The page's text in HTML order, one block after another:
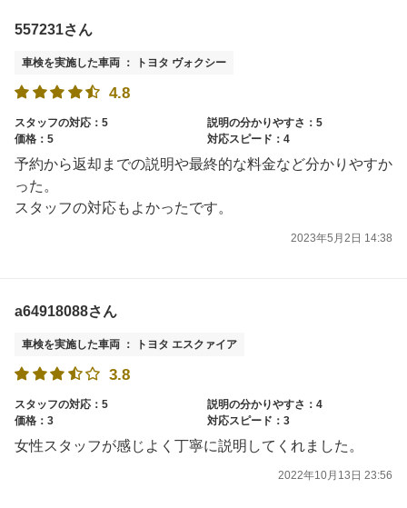
557231さん
車検を実施した車両 ： トヨタ ヴォクシー
4.8
スタッフの対応：5
説明の分かりやすさ：5
価格：5
対応スピード：4
予約から返却までの説明や最終的な料金など分かりやすか
った。
スタッフの対応もよかったです。
2023年5月2日 14:38
a64918088さん
車検を実施した車両 ： トヨタ エスクァイア
3.8
スタッフの対応：5
説明の分かりやすさ：4
価格：3
対応スピード：3
女性スタッフが感じよく丁寧に説明してくれました。
2022年10月13日 23:56